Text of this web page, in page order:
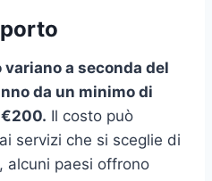
a seconda del
da un minimo di
Il costo può
servizi che si sceglie di
alcuni paesi offrono